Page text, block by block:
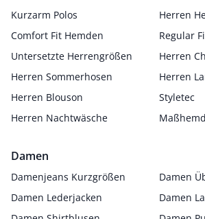
Kurzarm Polos
Herren
Comfort Fit Hemden
Regular
Untersetzte Herrengrößen
Herren
Herren Sommerhosen
Herren
Herren Blouson
Styletec
Herren Nachtwäsche
Maßhemd
Damen
Damenjeans Kurzgrößen
Damen
Damen Lederjacken
Damen